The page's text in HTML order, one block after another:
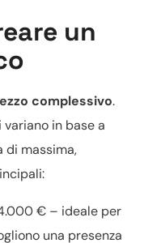
un
complessivo.
in base a
di massima,
€ – ideale per
una presenza